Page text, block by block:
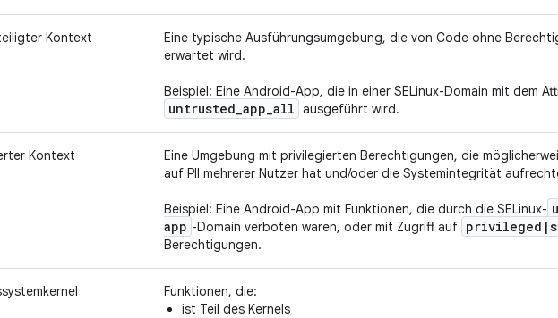
Kontext
Eine typische Ausführungsumgebung, die von Code ohne
erwartet wird.
Beispiel: Eine Android-App, die in einer SELinux-Domain mit dem
untrusted_app_all ausgeführt wird.
Kontext
Eine Umgebung mit privilegierten Berechtigungen, die
auf PII mehrerer Nutzer hat und/oder die Systemintegrität
Beispiel: Eine Android-App mit Funktionen, die durch die SELinux-
app -Domain verboten wären, oder mit Zugriff auf privileged |
Berechtigungen.
Funktionen, die:
ist Teil des Kernels